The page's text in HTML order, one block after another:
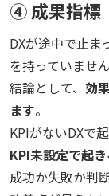
④ 成果指標
DXが途中で止ま
を持っていません
結論として、 効
ます。
KPIがないDXで
KPI未設定で起
成功か失敗か判